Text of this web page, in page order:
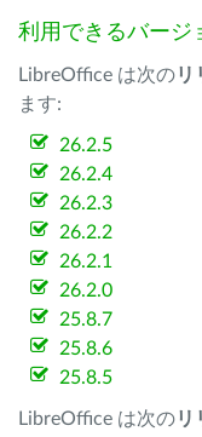
利用できるバージ
LibreOffice は次のリ
ます:
26.2.5
26.2.4
26.2.3
26.2.2
26.2.1
26.2.0
25.8.7
25.8.6
25.8.5
LibreOffice は次のリ